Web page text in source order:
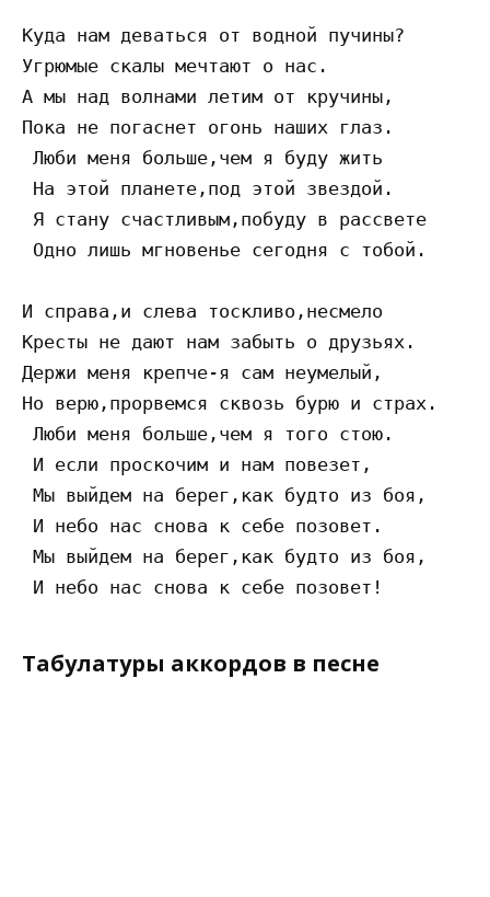
Куда нам деваться от водной пучины?
Угрюмые скалы мечтают о нас.
А мы над волнами летим от кручины,
Пока не погаснет огонь наших глаз.
Люби меня больше,чем я буду жить
На этой планете,под этой звездой.
Я стану счастливым,побуду в рассвете
Одно лишь мгновенье сегодня с тобой.
И справа,и слева тоскливо,несмело
Кресты не дают нам забыть о друзьях.
Держи меня крепче-я сам неумелый,
Но верю,прорвемся сквозь бурю и страх.
Люби меня больше,чем я того стою.
И если проскочим и нам повезет,
Мы выйдем на берег,как будто из боя,
И небо нас снова к себе позовет.
Мы выйдем на берег,как будто из боя,
Табулатуры аккордов в песне